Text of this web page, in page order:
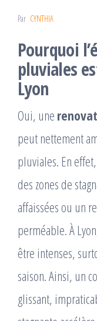
Par CYNTHIA
Pourquoi
pluviales
Lyon
Oui, une
peut nettement
pluviales. En
des zones de
affaissées ou un
perméable. À
être intenses,
saison. Ainsi, un
glissant,